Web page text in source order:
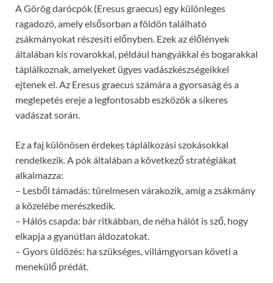
A Görög darócpók (Eresus graecus) egy különleges
ragadozó, amely elsősorban a földön található
zsákmányokat részesíti előnyben. Ezek az élőlények
általában kis rovarokkal, például hangyákkal és bogarakkal
táplálkoznak, amelyeket ügyes vadászkészségeikkel
ejtenek el. Az Eresus graecus számára a gyorsaság és a
meglepetés ereje a legfontosabb eszközök a sikeres
vadászat során.
Ez a faj különösen érdekes táplálkozási szokásokkal
rendelkezik. A pók általában a következő stratégiákat
alkalmazza:
– Lesből támadás: türelmesen várakozik, amíg a zsákmány
a közelébe merészkedik.
– Hálós csapda: bár ritkábban, de néha hálót is sző, hogy
elkapja a gyanútlan áldozatokat.
– Gyors üldözés: ha szükséges, villámgyorsan követi a
menekülő prédát.